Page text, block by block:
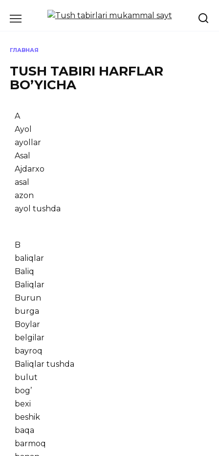
ГЛАВНАЯ
TUSH TABIRI HARFLAR
BO’YICHA
A
Ayol
ayollar
Asal
Ajdarxo
asal
azon
ayol tushda
B
baliqlar
Baliq
Baliqlar
Burun
burga
Boylar
belgilar
bayroq
Baliqlar tushda
bulut
bog’
bexi
beshik
baqa
barmoq